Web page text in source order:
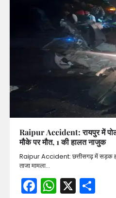
Raipur Accident: रायपुर में
मौके पर मौत, 1 की हालत नाजुक
Raipur Accident: छत्तीसगढ़ में सड़क
ताजा मामला…
Facebook
X